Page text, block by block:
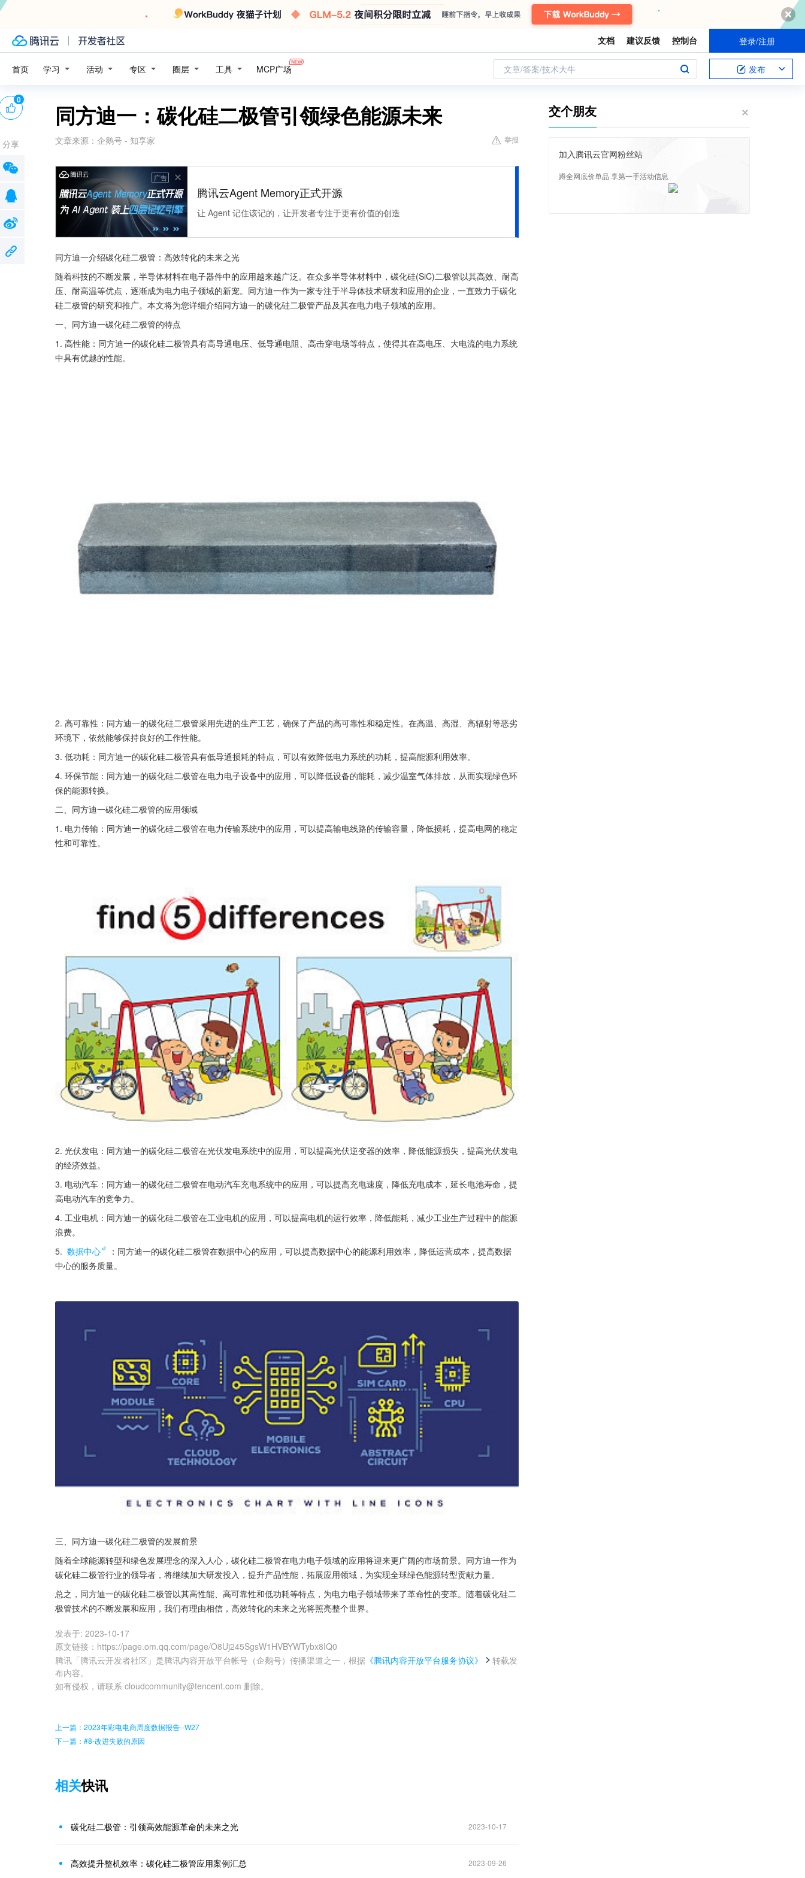
文档 建议反馈 控制台 登录/注册
首页 学习 活动 专区 圈层 工具 MCP广场 文章/答案/技术大牛 发布
同方迪一：碳化硅二极管引领绿色能源未来
文章来源： 企鹅号 - 知享家 举报
广告
腾讯云Agent Memory正式开源
让 Agent 记住该记的，让开发者专注于更有价值的创造
同方迪一介绍碳化硅二极管：高效转化的未来之光
随着科技的不断发展，半导体材料在电子器件中的应用越来越广泛。在众多半导体材料中，碳化硅(SiC)二极管以其高效、耐高
压、耐高温等优点，逐渐成为电力电子领域的新宠。同方迪一作为一家专注于半导体技术研发和应用的企业，一直致力于碳化
硅二极管的研究和推广。本文将为您详细介绍同方迪一的碳化硅二极管产品及其在电力电子领域的应用。
一、同方迪一碳化硅二极管的特点
1. 高性能：同方迪一的碳化硅二极管具有高导通电压、低导通电阻、高击穿电场等特点，使得其在高电压、大电流的电力系统
中具有优越的性能。
2. 高可靠性：同方迪一的碳化硅二极管采用先进的生产工艺，确保了产品的高可靠性和稳定性。在高温、高湿、高辐射等恶劣
环境下，依然能够保持良好的工作性能。
3. 低功耗：同方迪一的碳化硅二极管具有低导通损耗的特点，可以有效降低电力系统的功耗，提高能源利用效率。
4. 环保节能：同方迪一的碳化硅二极管在电力电子设备中的应用，可以降低设备的能耗，减少温室气体排放，从而实现绿色环
保的能源转换。
二、同方迪一碳化硅二极管的应用领域
1. 电力传输：同方迪一的碳化硅二极管在电力传输系统中的应用，可以提高输电线路的传输容量，降低损耗，提高电网的稳定
性和可靠性。
2. 光伏发电：同方迪一的碳化硅二极管在光伏发电系统中的应用，可以提高光伏逆变器的效率，降低能源损失，提高光伏发电
的经济效益。
3. 电动汽车：同方迪一的碳化硅二极管在电动汽车充电系统中的应用，可以提高充电速度，降低充电成本，延长电池寿命，提
高电动汽车的竞争力。
4. 工业电机：同方迪一的碳化硅二极管在工业电机的应用，可以提高电机的运行效率，降低能耗，减少工业生产过程中的能源
浪费。
5. 数据中心
：同方迪一的碳化硅二极管在数据中心的应用，可以提高数据中心的能源利用效率，降低运营成本，提高数据
中心的服务质量。
三、同方迪一碳化硅二极管的发展前景
随着全球能源转型和绿色发展理念的深入人心，碳化硅二极管在电力电子领域的应用将迎来更广阔的市场前景。同方迪一作为
碳化硅二极管行业的领导者，将继续加大研发投入，提升产品性能，拓展应用领域，为实现全球绿色能源转型贡献力量。
总之，同方迪一的碳化硅二极管以其高性能、高可靠性和低功耗等特点，为电力电子领域带来了革命性的变革。随着碳化硅二
极管技术的不断发展和应用，我们有理由相信，高效转化的未来之光将照亮整个世界。
发表于: 2023-10-17
原文链接 ： https://page.om.qq.com/page/O8Uj245SgsW1HVBYWTybx8IQ0
腾讯「腾讯云开发者社区」是腾讯内容开放平台帐号（企鹅号）传播渠道之一，根据 《腾讯内容开放平台服务协议》
转载发
布内容。
如有侵权，请联系 cloudcommunity@tencent.com 删除。
0
分享
上一篇：2023年彩电电商周度数据报告--W27
下一篇：#8-改进失败的原因
相关快讯
碳化硅二极管：引领高效能源革命的未来之光 2023-10-17
高效提升整机效率：碳化硅二极管应用案例汇总 2023-09-26
交个朋友
加入腾讯云官网粉丝站
蹲全网底价单品 享第一手活动信息